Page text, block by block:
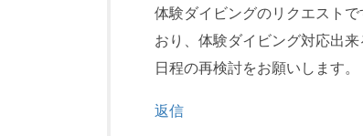
体験ダイビングのリクエスト
おり、体験ダイビング対応出
日程の再検討をお願いします。
返信